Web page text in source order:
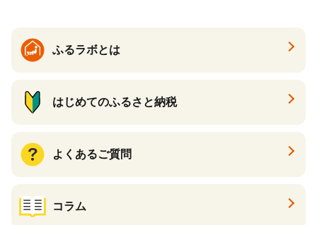
ふるラボとは
はじめてのふるさと納税
よくあるご質問
コラム